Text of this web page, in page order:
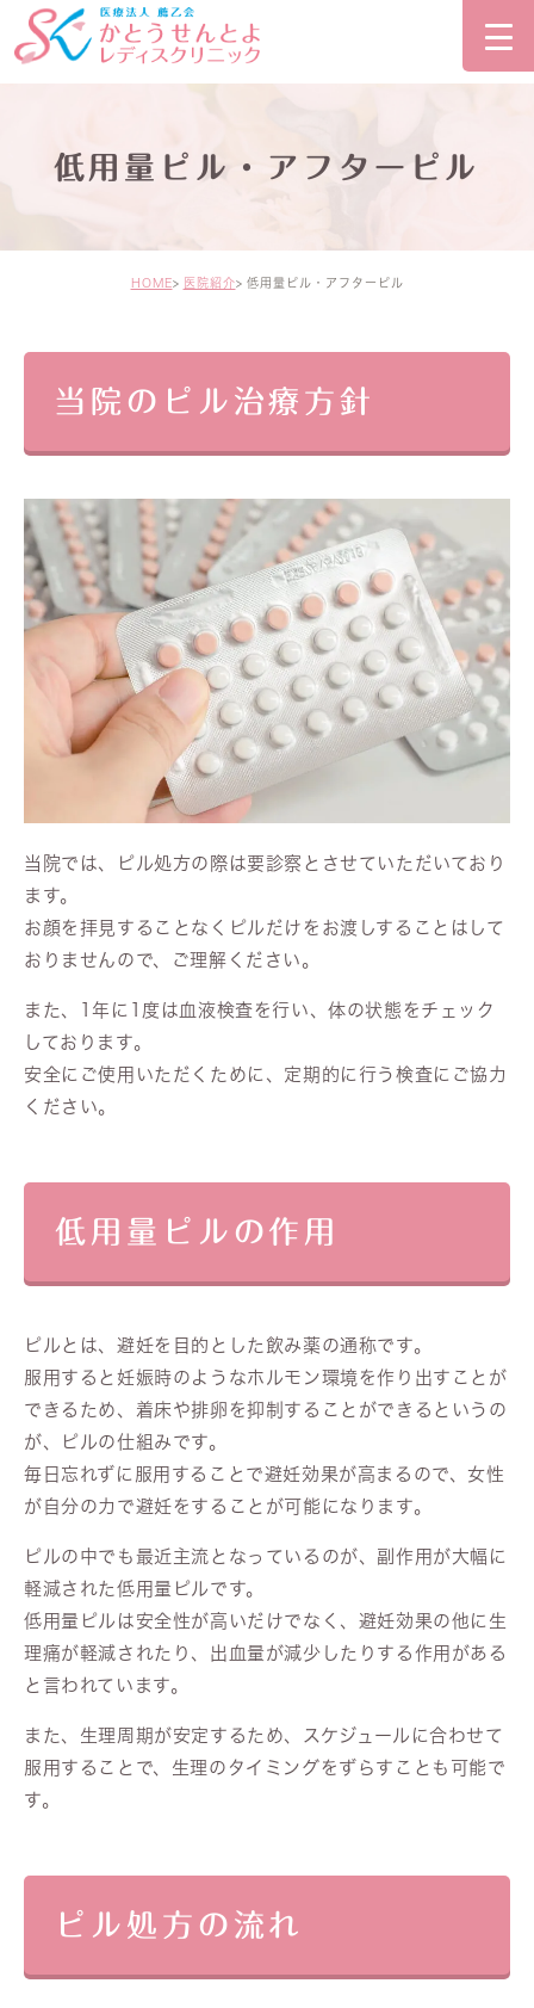
低用量ピル・アフターピル
HOME 医院紹介 低用量ピル・アフターピル
当院のピル治療方針
当院では、ピル処方の際は要診察とさせていただいており
ます。
お顔を拝見することなくピルだけをお渡しすることはして
おりませんので、ご理解ください。
また、1年に1度は血液検査を行い、体の状態をチェック
しております。
安全にご使用いただくために、定期的に行う検査にご協力
ください。
低用量ピルの作用
ピルとは、避妊を目的とした飲み薬の通称です。
服用すると妊娠時のようなホルモン環境を作り出すことが
できるため、着床や排卵を抑制することができるというの
が、ピルの仕組みです。
毎日忘れずに服用することで避妊効果が高まるので、女性
が自分の力で避妊をすることが可能になります。
ピルの中でも最近主流となっているのが、副作用が大幅に
軽減された低用量ピルです。
低用量ピルは安全性が高いだけでなく、避妊効果の他に生
理痛が軽減されたり、出血量が減少したりする作用がある
と言われています。
また、生理周期が安定するため、スケジュールに合わせて
服用することで、生理のタイミングをずらすことも可能で
す。
ピル処方の流れ